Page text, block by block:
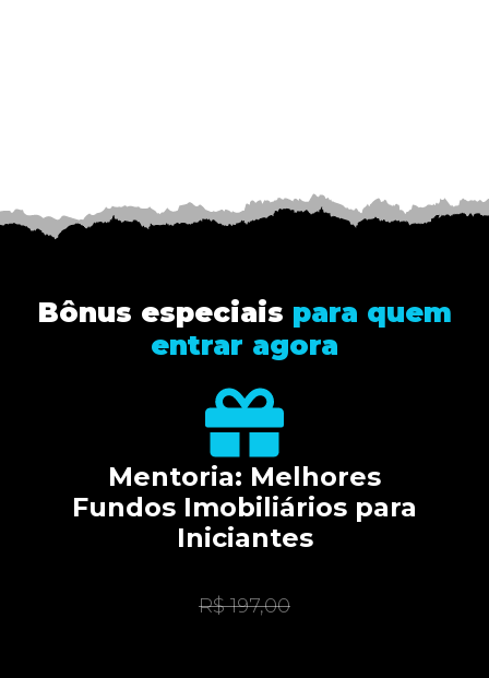
Bônus especiais para quem
entrar agora
Mentoria: Melhores
Fundos Imobiliários para
Iniciantes
R$ 197,00